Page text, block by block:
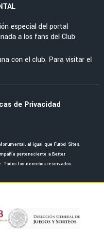
especial del portal
a los fans del Club
con el club. Para visitar el
de Privacidad
al igual que Futbol Sites,
perteneciente a Better
Todos los derechos reservados.